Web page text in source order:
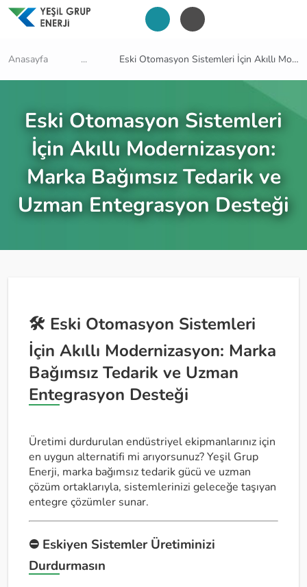
Eski Otomasyon Sistemleri
İçin Akıllı Modernizasyon:
Marka Bağımsız Tedarik ve
Uzman Entegrasyon Desteği
Anasayfa ... Eski Otomasyon Sistemleri İçin Akıllı Modernizasyon: Marka Bağımsız Tedarik ve Uzman Entegrasyon Desteği
🛠️ Eski Otomasyon Sistemleri
İçin Akıllı Modernizasyon: Marka
Bağımsız Tedarik ve Uzman
Entegrasyon Desteği
Üretimi durdurulan endüstriyel ekipmanlarınız için
en uygun alternatifi mi arıyorsunuz? Yeşil Grup
Enerji, marka bağımsız tedarik gücü ve uzman
çözüm ortaklarıyla, sistemlerinizi geleceğe taşıyan
entegre çözümler sunar.
⛔ Eskiyen Sistemler Üretiminizi
Durdurmasın